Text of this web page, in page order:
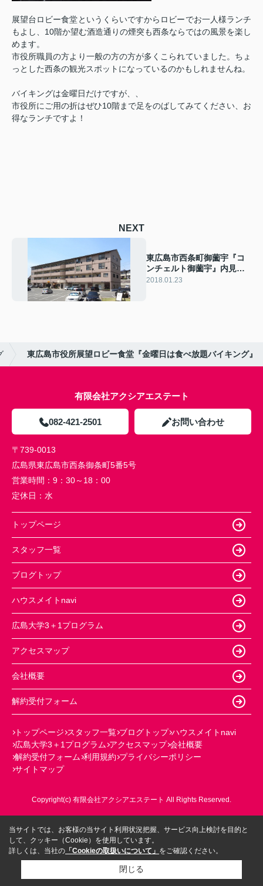
展望台ロビー食堂というくらいですからロビーでお一人様ランチ
もよし、10階か望む酒造通りの煙突も西条ならではの風景を楽し
めます。
市役所職員の方より一般の方の方が多くこられていました。ちょ
っとした西条の観光スポットになっているのかもしれませんね。
バイキングは金曜日だけですが、、
市役所にご用の折はぜひ10階まで足をのばしてみてください、お
得なランチですよ！
NEXT
東広島市西条町御薗宇『コ
ンチェルト御薗宇』内見で
きます！
2018.01.23
東広島市役所展望ロビー食堂『金曜日は食べ放題バイキング』
有限会社アクシアエステート
082-421-2501 お問い合わせ
〒739-0013
広島県東広島市西条御条町5番5号
営業時間： 9：30～18：00
定休日： 水
トップページ
スタッフ一覧
ブログトップ
ハウスメイトnavi
広島大学3＋1プログラム
アクセスマップ
会社概要
解約受付フォーム
トップページ スタッフ一覧 ブログトップ ハウスメイトnavi
広島大学3＋1プログラム アクセスマップ 会社概要
解約受付フォーム 利用規約 プライバシーポリシー
サイトマップ
Copyright(c) 有限会社アクシアエステート All Rights Reserved.
当サイトでは、お客様の当サイト利用状況把握、サービス向上検討を目的と
して、クッキー（Cookie）を使用しています。
詳しくは、当社の 「Cookieの取扱いについて」 をご確認ください。
閉じる